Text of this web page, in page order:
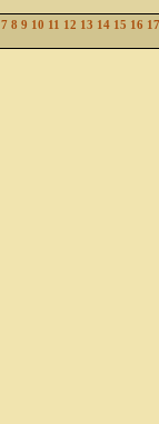
7 8 9 10 11 12 13 14 15 16 17